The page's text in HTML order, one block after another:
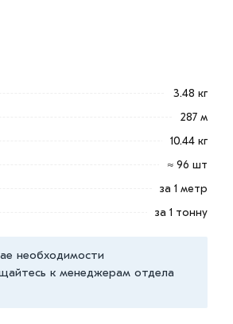
3.48 кг
287 м
10.44 кг
≈ 96 шт
за 1 метр
за 1 тонну
необходимости
к менеджерам отдела